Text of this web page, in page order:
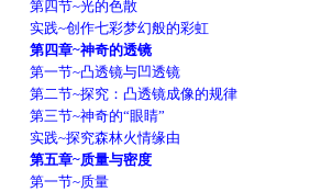
第四节~光的色散
实践~创作七彩梦幻般的彩虹
第四章~神奇的透镜
第一节~凸透镜与凹透镜
第二节~探究：凸透镜成像的规律
第三节~神奇的“眼睛”
实践~探究森林火情缘由
第五章~质量与密度
第一节~质量